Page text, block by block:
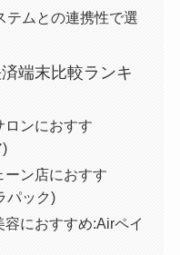
テムとの連携性で選
端末比較ランキ
ロンにおすす
ーン店におすす
パック)
におすすめ:Airペイ